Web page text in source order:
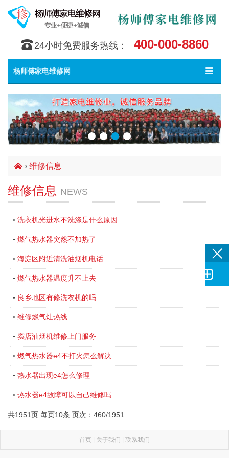
󰇯 24小时免费服务热线： 400-000-8860
Toggle
󰀥
杨师傅家电维修网
󰄫 › 维修信息
维修信息 NEWS
• 洗衣机光进水不洗涤是什么原因
• 燃气热水器突然不加热了
• 海淀区附近清洗油烟机电话
• 燃气热水器温度升不上去
• 良乡地区有修洗衣机的吗
• 维修燃气灶热线
• 窦店油烟机维修上门服务
• 燃气热水器e4不打火怎么解决
• 热水器出现e4怎么修理
• 热水器e4故障可以自己维修吗
共1951页 每页10条 页次：460/1951
首页 | 关于我们 | 联系我们
